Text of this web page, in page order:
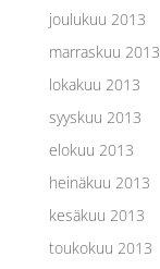
joulukuu 2013
marraskuu 2013
lokakuu 2013
syyskuu 2013
elokuu 2013
heinäkuu 2013
kesäkuu 2013
toukokuu 2013